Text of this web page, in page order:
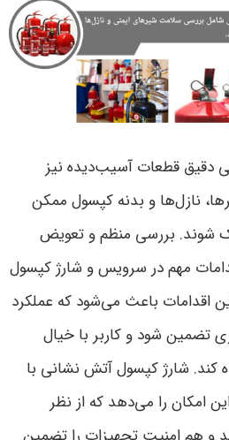
قطعات آسیب‌دیده نیز
نازل‌ها و بدنه کپسول ممکن
شوند. بررسی منظم و تعویض
مهم در سرویس و شارژ کپسول
اقدامات باعث می‌شود که عملکرد
تضمین شود و کاربر با خیال
کند. شارژ کپسول آتش نشانی با
امکان را می‌دهد که از نظر